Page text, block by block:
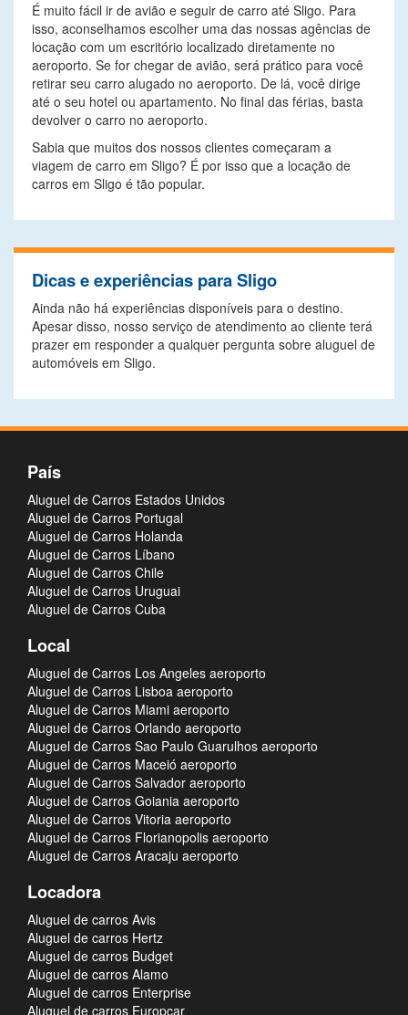
É muito fácil ir de avião e seguir de carro até Sligo. Para
isso, aconselhamos escolher uma das nossas agências de
locação com um escritório localizado diretamente no
aeroporto. Se for chegar de avião, será prático para você
retirar seu carro alugado no aeroporto. De lá, você dirige
até o seu hotel ou apartamento. No final das férias, basta
devolver o carro no aeroporto.
Sabia que muitos dos nossos clientes começaram a
viagem de carro em Sligo? É por isso que a locação de
carros em Sligo é tão popular.
Dicas e experiências para Sligo
Ainda não há experiências disponíveis para o destino.
Apesar disso, nosso serviço de atendimento ao cliente terá
prazer em responder a qualquer pergunta sobre aluguel de
automóveis em Sligo.
País
Aluguel de Carros Estados Unidos
Aluguel de Carros Portugal
Aluguel de Carros Holanda
Aluguel de Carros Líbano
Aluguel de Carros Chile
Aluguel de Carros Uruguai
Aluguel de Carros Cuba
Local
Aluguel de Carros Los Angeles aeroporto
Aluguel de Carros Lisboa aeroporto
Aluguel de Carros Miami aeroporto
Aluguel de Carros Orlando aeroporto
Aluguel de Carros Sao Paulo Guarulhos aeroporto
Aluguel de Carros Maceió aeroporto
Aluguel de Carros Salvador aeroporto
Aluguel de Carros Goiania aeroporto
Aluguel de Carros Vitoria aeroporto
Aluguel de Carros Florianopolis aeroporto
Aluguel de Carros Aracaju aeroporto
Locadora
Aluguel de carros Avis
Aluguel de carros Hertz
Aluguel de carros Budget
Aluguel de carros Alamo
Aluguel de carros Enterprise
Aluguel de carros Europcar